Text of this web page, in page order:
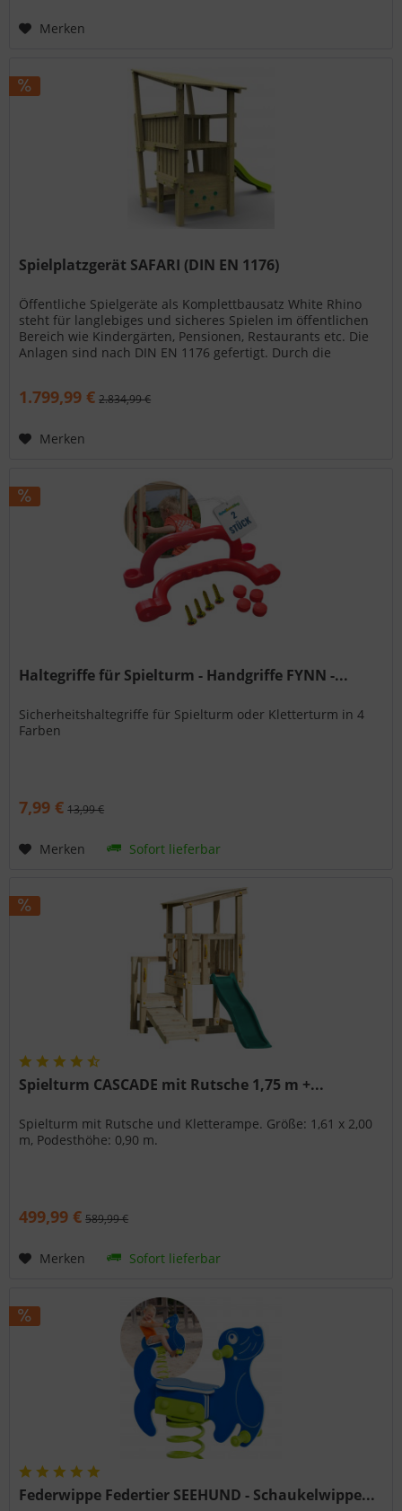
Merken
Spielplatzgerät SAFARI (DIN EN 1176)
Öffentliche Spielgeräte als Komplettbausatz White Rhino
steht für langlebiges und sicheres Spielen im öffentlichen
Bereich wie Kindergärten, Pensionen, Restaurants etc. Die
Anlagen sind nach DIN EN 1176 gefertigt. Durch die
1.799,99 € 2.834,99 €
Merken
Haltegriffe für Spielturm - Handgriffe FYNN -...
Sicherheitshaltegriffe für Spielturm oder Kletterturm in 4
Farben
7,99 € 13,99 €
Merken Sofort lieferbar
Spielturm CASCADE mit Rutsche 1,75 m +...
Spielturm mit Rutsche und Kletterampe. Größe: 1,61 x 2,00
m, Podesthöhe: 0,90 m.
499,99 € 589,99 €
Merken Sofort lieferbar
Federwippe Federtier SEEHUND - Schaukelwippe...